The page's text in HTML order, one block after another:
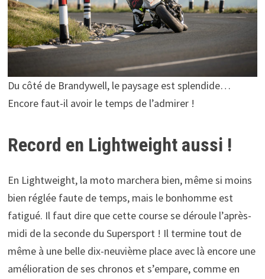
Du côté de Brandywell, le paysage est splendide…
Encore faut-il avoir le temps de l’admirer !
Record en Lightweight aussi !
En Lightweight, la moto marchera bien, même si moins
bien réglée faute de temps, mais le bonhomme est
fatigué. Il faut dire que cette course se déroule l’après-
midi de la seconde du Supersport ! Il termine tout de
même à une belle dix-neuvième place avec là encore une
amélioration de ses chronos et s’empare, comme en